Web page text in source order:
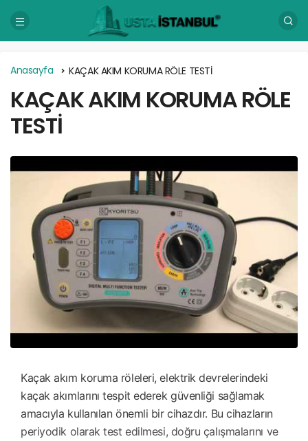
Anasayfa KAÇAK AKIM KORUMA RÖLE TESTİ
KAÇAK AKIM KORUMA RÖLE
TESTİ
Kaçak akım koruma röleleri, elektrik devrelerindeki
kaçak akımlarını tespit ederek güvenliği sağlamak
amacıyla kullanılan önemli bir cihazdır. Bu cihazların
periyodik olarak test edilmesi, doğru çalışmalarını ve